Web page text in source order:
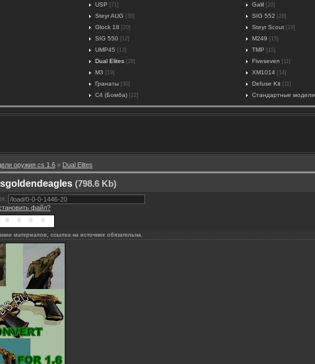
USP [71] Galil [20]
Steyr AUG [35] SIG 552 [28]
Glock 18 [20] Steyr Scout [19]
SIG 550 [12] M249 [15]
UMP45 [13] TMP [15]
Dual Elites [28] Fiveseven [11]
M3 [19] XM1014 [14]
Гранаты [30] Defuse Kit [11]
C4 (Бомба) [22] Стандартные модели
оружия cs 1.6 » Dual Elites
(798.6 Kb)
файл?
материалов, ссылка на источник обязательна.